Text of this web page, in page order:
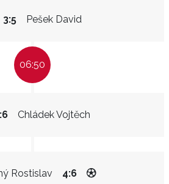
Pešek David
3:5
06:50
Chládek Vojtěch
Rostislav 4:6